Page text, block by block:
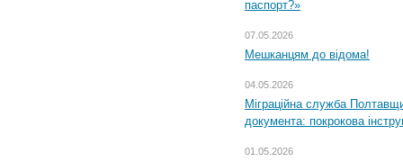
паспорт?»
07.05.2026
Мешканцям до відома!
04.05.2026
Міграційна служба
документа: покрокова
01.05.2026